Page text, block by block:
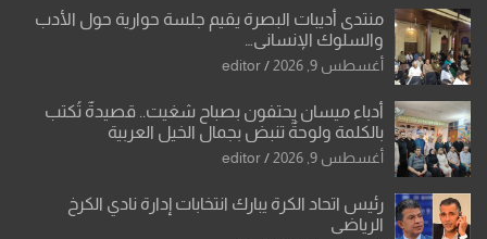
منتدى أديبات البصرة يقيم جلسة حوارية حول الأدب
والسلوك الإنساني…
أغسطس 9, 2026 editor
أدباء ميسان يحتفون بصباح شغيت.. قصيدةٌ تُكتب
بالكلمة ولوحةٌ تنبض بجمال الخيل العربية
أغسطس 9, 2026 editor
رئيس اتحاد الكرة يبارك انتخابات إدارة نادي الكرخ
الرياضي